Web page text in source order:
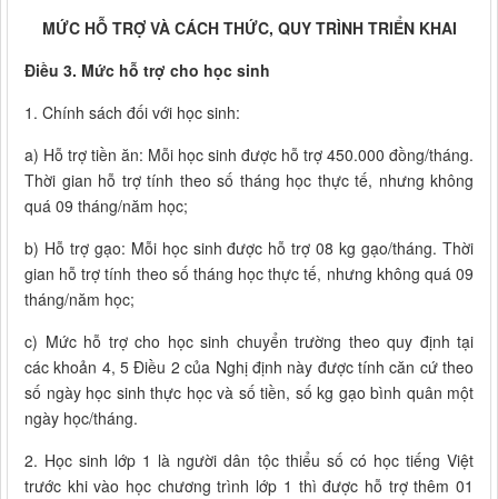
MỨC HỖ TRỢ VÀ CÁCH THỨC, QUY TRÌNH TRIỂN KHAI
Điều 3. Mức hỗ trợ cho học sinh
1. Chính sách đối với học sinh:
a) Hỗ trợ tiền ăn: Mỗi học sinh được hỗ trợ 450.000 đồng/tháng.
Thời gian hỗ trợ tính theo số tháng học thực tế, nhưng không
quá 09 tháng/năm học;
b) Hỗ trợ gạo: Mỗi học sinh được hỗ trợ 08 kg gạo/tháng. Thời
gian hỗ trợ tính theo số tháng học thực tế, nhưng không quá 09
tháng/năm học;
c) Mức hỗ trợ cho học sinh chuyển trường theo quy định tại
các khoản 4, 5 Điều 2 của Nghị định này được tính căn cứ theo
số ngày học sinh thực học và số tiền, số kg gạo bình quân một
ngày học/tháng.
2. Học sinh lớp 1 là người dân tộc thiểu số có học tiếng Việt
trước khi vào học chương trình lớp 1 thì được hỗ trợ thêm 01